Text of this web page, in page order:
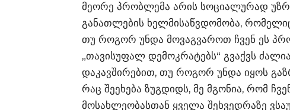
მეორე პრობლემა არის სოციალურად
განათლების ხელმისაწვდომობა,
თუ როგორ უნდა მოვაგვაროთ ჩვენ ეს
„თავისუფალ დემოკრატებს“ გვაქვს
დაკავშირებით, თუ როგორ უნდა იყოს
რაც შეეხება ზუგდიდს, მე მგონია, რომ
მოსახლეობასთან ყველა შეხვედრაზე